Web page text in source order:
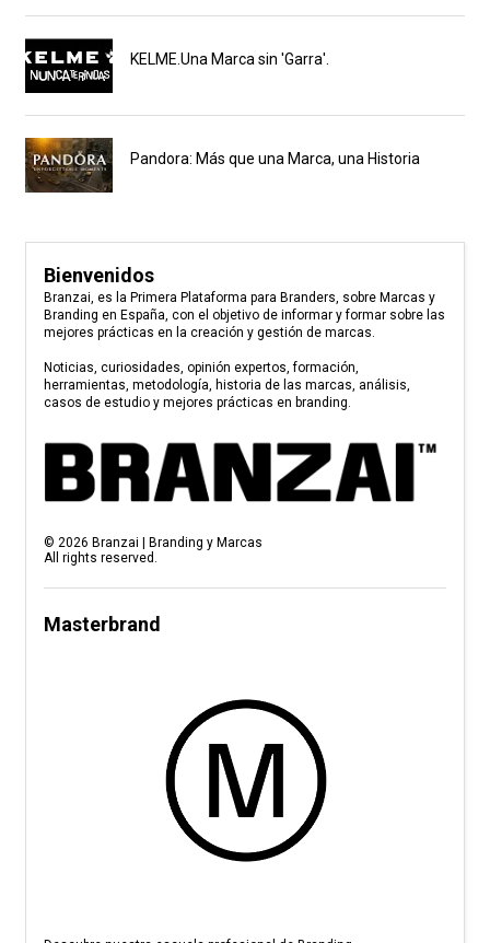
KELME.Una Marca sin 'Garra'.
Pandora: Más que una Marca, una Historia
Bienvenidos
Branzai, es la Primera Plataforma para Branders, sobre Marcas y
Branding en España, con el objetivo de informar y formar sobre las
mejores prácticas en la creación y gestión de marcas.
Noticias, curiosidades, opinión expertos, formación,
herramientas, metodología, historia de las marcas, análisis,
casos de estudio y mejores prácticas en branding.
© 2026 Branzai | Branding y Marcas
All rights reserved.
Masterbrand